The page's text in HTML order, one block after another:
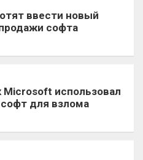
ввести новый
софта
Microsoft использовал
софт для взлома